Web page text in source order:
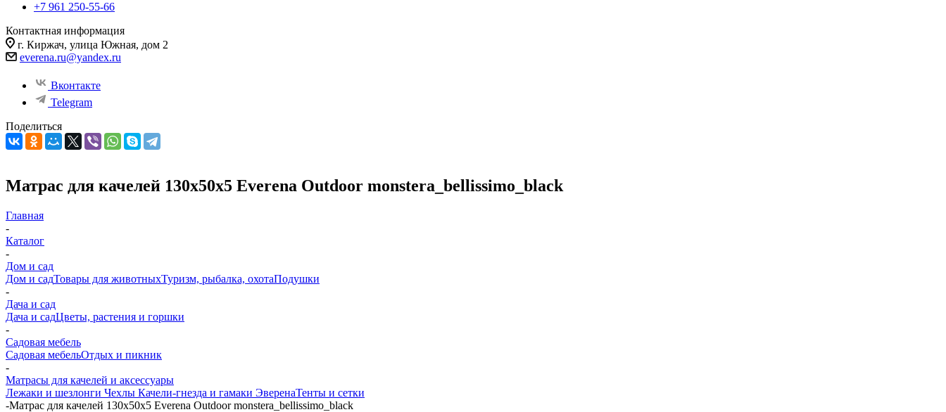
+7 961 250-55-66
Контактная информация
г. Киржач, улица Южная, дом 2
everena.ru@yandex.ru
Вконтакте
Telegram
Поделиться
Матрас для качелей 130х50х5 Everena Outdoor monstera_bellissimo_black
Главная
-
Каталог
-
Дом и сад
Дом и садТовары для животныхТуризм, рыбалка, охотаПодушки
-
Дача и сад
Дача и садЦветы, растения и горшки
-
Садовая мебель
Садовая мебельОтдых и пикник
-
Матрасы для качелей и аксессуары
Лежаки и шезлонги Чехлы Качели-гнезда и гамаки ЭверенаТенты и сетки
-Матрас для качелей 130х50х5 Everena Outdoor monstera_bellissimo_black